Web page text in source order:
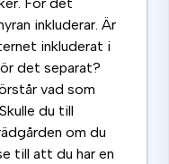
För det
inkluderar. Är
inkluderat i
det separat?
vad som
du till
om du
till att du har en